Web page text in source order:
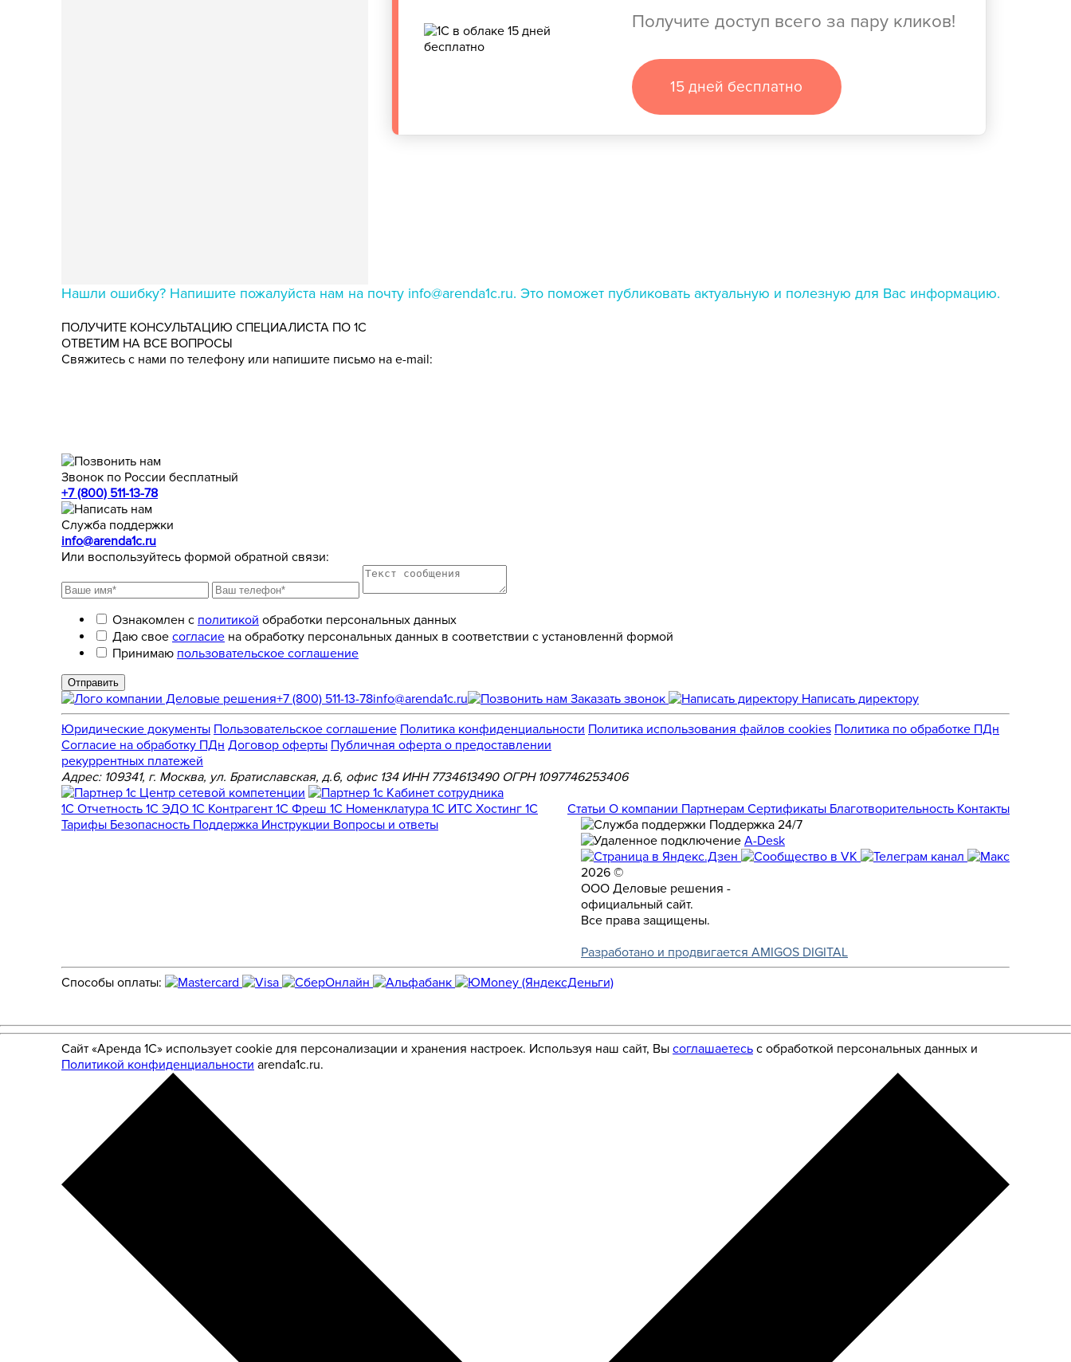
Получите доступ всего за пару кликов!
15 дней бесплатно
Нашли ошибку? Напишите пожалуйста нам на почту info@arenda1c.ru. Это поможет публиковать актуальную и полезную для Вас информацию.
ПОЛУЧИТЕ КОНСУЛЬТАЦИЮ СПЕЦИАЛИСТА ПО 1С
ОТВЕТИМ НА ВСЕ ВОПРОСЫ
Свяжитесь с нами по телефону или напишите письмо на e-mail:
Звонок по России бесплатный
+7 (800) 511-13-78
Служба поддержки
info@arenda1c.ru
Или воспользуйтесь формой обратной связи:
Ознакомлен с политикой обработки персональных данных
Даю свое согласие на обработку персональных данных в соответствии с установленнй формой
Принимаю пользовательское соглашение
Отправить
+7 (800) 511-13-78info@arenda1c.ru Заказать звонок
Написать директору
Юридические документы Пользовательское соглашение Политика конфиденциальности Политика использования файлов cookies Политика по обработке ПДн
Cогласие на обработку ПДн Договор оферты Публичная оферта о предоставлении
рекуррентных платежей
Адрес: 109341, г. Москва, ул. Братиславская, д.6, офис 134 ИНН 7734613490 ОГРН 1097746253406
1С Отчетность 1С ЭДО 1С Контрагент 1С Фреш 1С Номенклатура 1С ИТС Хостинг 1С Статьи О компании Партнерам Сертификаты Благотворительность Контакты
Тарифы Безопасность Поддержка Инструкции Вопросы и ответы
Поддержка 24/7
A-Desk
2026 ©
ООО Деловые решения -
официальный сайт.
Все права защищены.
Разработано и продвигается AMIGOS DIGITAL
Способы оплаты:
Сайт «Аренда 1С» использует cookie для персонализации и хранения настроек. Используя наш сайт, Вы соглашаетесь с обработкой персональных данных и
Политикой конфиденциальности arenda1c.ru.